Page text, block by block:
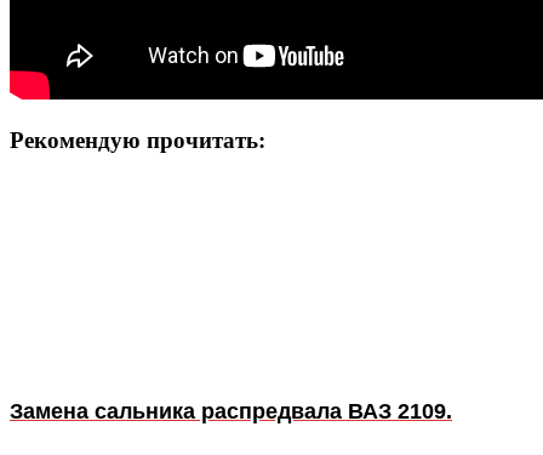
Рекомендую прочитать:
Замена сальника распредвала ВАЗ 2109.